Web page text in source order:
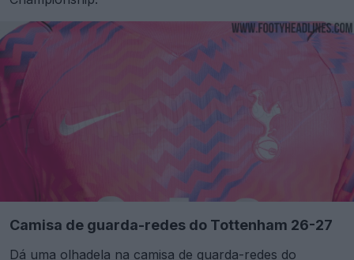
Camisa de guarda-redes do Tottenham 26-27
Dá uma olhadela na camisa de guarda-redes do